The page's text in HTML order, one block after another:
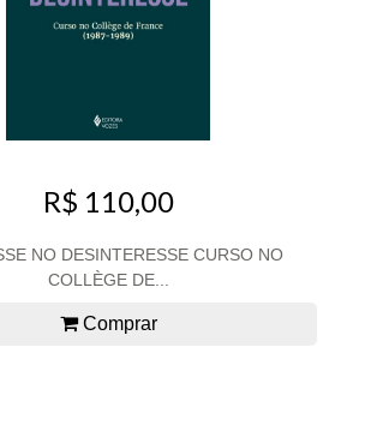
R$ 110,00
NO DESINTERESSE CURSO NO
COLLÈGE DE...
Comprar